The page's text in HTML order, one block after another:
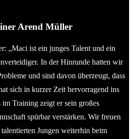
Arend Müller
„Maci ist ein junges Talent und ein
In der Hinrunde hatten wir
und sind davon überzeugt, dass
sich in kurzer Zeit hervorragend ins
Training zeigt er sein großes
spürbar verstärken. Wir freuen
Jungen weiterhin beim